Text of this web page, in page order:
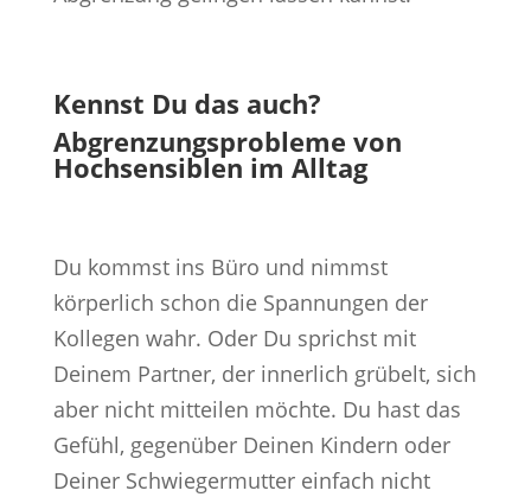
Kennst Du das auch?
Abgrenzungsprobleme von
Hochsensiblen im Alltag
Du kommst ins Büro und nimmst
körperlich schon die Spannungen der
Kollegen wahr. Oder Du sprichst mit
Deinem Partner, der innerlich grübelt, sich
aber nicht mitteilen möchte. Du hast das
Gefühl, gegenüber Deinen Kindern oder
Deiner Schwiegermutter einfach nicht